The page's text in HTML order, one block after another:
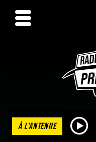
À L'ANTENNE